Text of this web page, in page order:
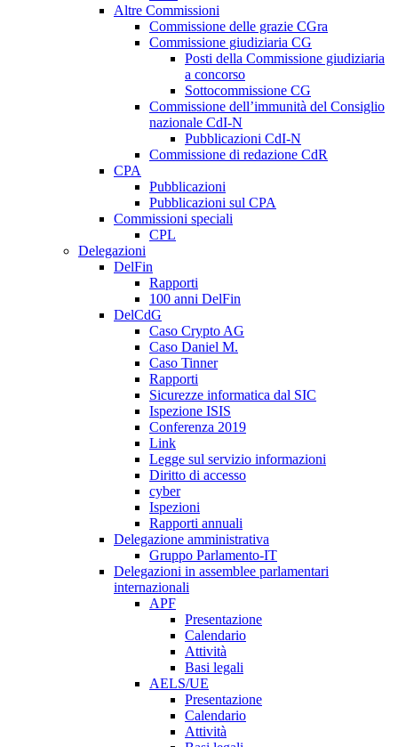
Altre Commissioni
Commissione delle grazie CGra
Commissione giudiziaria CG
Posti della Commissione giudiziaria
a concorso
Sottocommissione CG
Commissione dell’immunità del Consiglio
nazionale CdI-N
Pubblicazioni CdI-N
Commissione di redazione CdR
CPA
Pubblicazioni
Pubblicazioni sul CPA
Commissioni speciali
CPL
Delegazioni
DelFin
Rapporti
100 anni DelFin
DelCdG
Caso Crypto AG
Caso Daniel M.
Caso Tinner
Rapporti
Sicurezze informatica dal SIC
Ispezione ISIS
Conferenza 2019
Link
Legge sul servizio informazioni
Diritto di accesso
cyber
Ispezioni
Rapporti annuali
Delegazione amministrativa
Gruppo Parlamento-IT
Delegazioni in assemblee parlamentari
internazionali
APF
Presentazione
Calendario
Attività
Basi legali
AELS/UE
Presentazione
Calendario
Attività